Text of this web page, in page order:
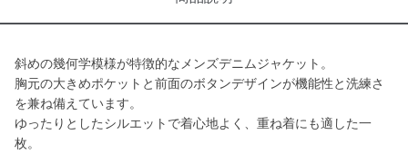
斜めの幾何学模様が特徴的なメンズデニムジャケット。
胸元の大きめポケットと前面のボタンデザインが機能性と洗練さ
を兼ね備えています。
ゆったりとしたシルエットで着心地よく、重ね着にも適した一
枚。